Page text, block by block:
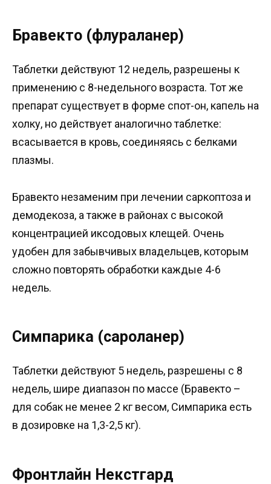
Бравекто (флураланер)
Таблетки действуют 12 недель, разрешены к
применению с 8-недельного возраста. Тот же
препарат существует в форме спот-он, капель на
холку, но действует аналогично таблетке:
всасывается в кровь, соединяясь с белками
плазмы.
Бравекто незаменим при лечении саркоптоза и
демодекоза, а также в районах с высокой
концентрацией иксодовых клещей. Очень
удобен для забывчивых владельцев, которым
сложно повторять обработки каждые 4-6
недель.
Симпарика (сароланер)
Таблетки действуют 5 недель, разрешены с 8
недель, шире диапазон по массе (Бравекто –
для собак не менее 2 кг весом, Симпарика есть
в дозировке на 1,3-2,5 кг).
Фронтлайн Некстгард